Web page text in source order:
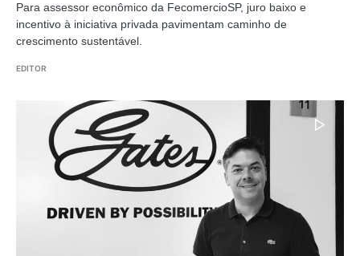
Para assessor econômico da FecomercioSP, juro baixo e
incentivo à iniciativa privada pavimentam caminho de
crescimento sustentável.
EDITOR